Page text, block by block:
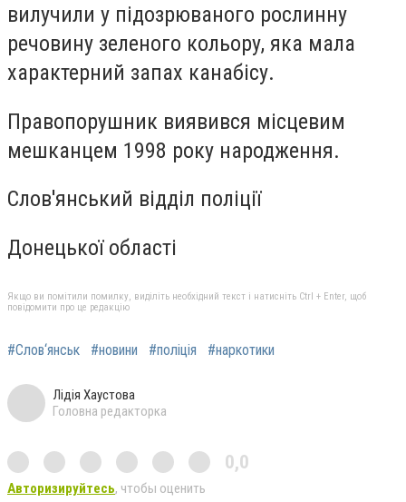
вилучили у підозрюваного рослинну
речовину зеленого кольору, яка мала
характерний запах канабісу.
Правопорушник виявився місцевим
мешканцем 1998 року народження.
Слов'янський відділ поліції
Донецької області
Якщо ви помітили помилку, виділіть необхідний текст і натисніть Ctrl + Enter, щоб
повідомити про це редакцію
#Слов‘янськ #новини #поліція #наркотики
Лідія Хаустова
Головна редакторка
0,0
Авторизируйтесь, чтобы оценить